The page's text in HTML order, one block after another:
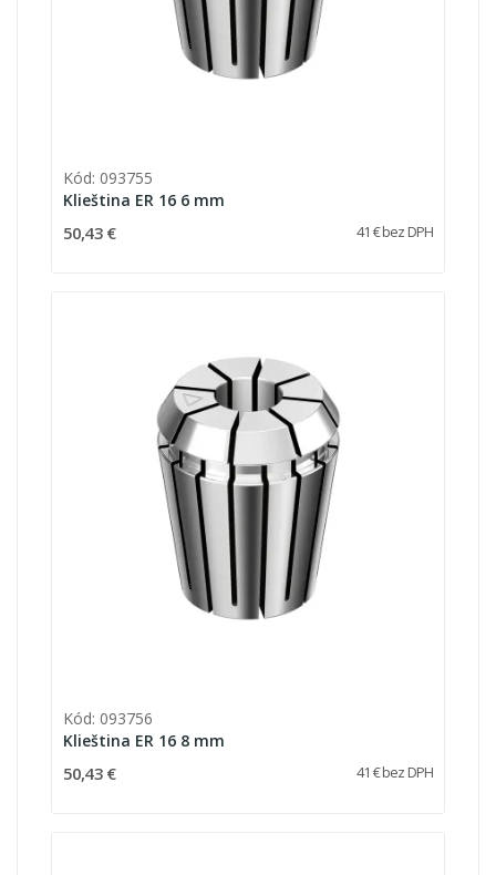
Kód: 093755
Klieština ER 16 6 mm
50,43 € 41 € bez DPH
Kód: 093756
Klieština ER 16 8 mm
50,43 € 41 € bez DPH